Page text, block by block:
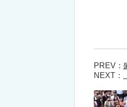
PREV：
NEXT：